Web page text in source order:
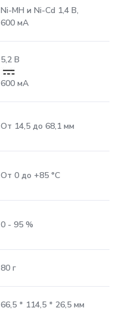
Ni-MH и Ni-Cd 1,4 В,
600 мА
5,2 В
600 мА
От 14,5 до 68,1 мм
От 0 до +85 °С
0 - 95 %
80 г
66,5 * 114,5 * 26,5 мм